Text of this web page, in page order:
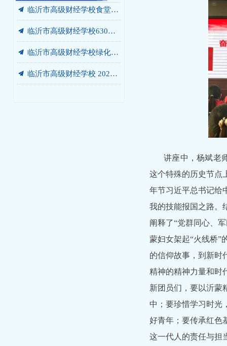
讲座中，杨斌老
这个特殊的历史节点
年节习近平总书记给
我的技能报国之路。
阐释了“党群同心、
蒙妇女架起“火线桥”
的信仰故事，到新时
精神的精神力量和时
新团员们，要以沂蒙
中；要珍惜学习时光
好青年；要传承红色
这一代人的责任与担
끔 临沂市高级财经学校食堂燃气灶采购项目 成交结果公告
끔
끔
끔